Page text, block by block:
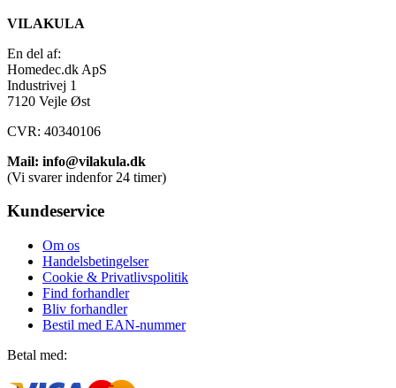
VILAKULA
En del af:
Homedec.dk ApS
Industrivej 1
7120 Vejle Øst
CVR: 40340106
Mail: info@vilakula.dk
(Vi svarer indenfor 24 timer)
Kundeservice
Om os
Handelsbetingelser
Cookie & Privatlivspolitik
Find forhandler
Bliv forhandler
Bestil med EAN-nummer
Betal med: